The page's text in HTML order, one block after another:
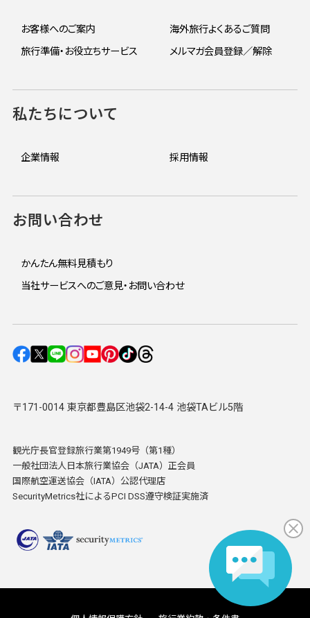
〒171-0014 東京都豊島区池袋2-14-4 池袋TAビル5階
観光庁長官登録旅行業第1949号（第1種）
一般社団法人日本旅行業協会（JATA）正会員
国際航空運送協会（IATA）公認代理店
SecurityMetrics社によるPCI DSS遵守検証実施済
お客様へのご案内
海外旅行よくあるご質問
旅行準備・お役立ちサービス
メルマガ会員登録／解除
私たちについて
企業情報 採用情報
お問い合わせ
かんたん無料見積もり
当社サービスへのご意見・お問い合わせ